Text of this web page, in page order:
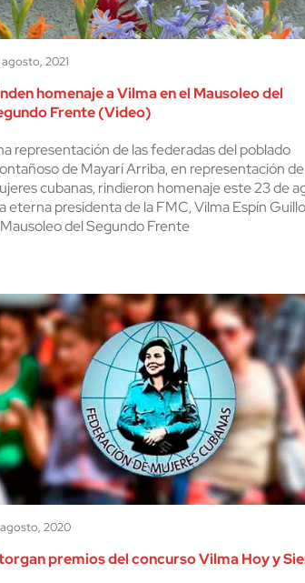
2021
homenaje a Vilma en el Mausoleo del
Frente (Video)
representación de las federadas del poblado
de Mayarí Arriba, en representación de
cubanas, rindieron homenaje este 23 de
eterna presidenta de la FMC, Vilma Espín
del Segundo Frente
agosto, 2020
premios del concurso Vilma Hoy y